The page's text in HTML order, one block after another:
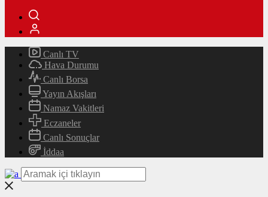
Canlı TV
Hava Durumu
Canlı Borsa
Yayın Akışları
Namaz Vakitleri
Eczaneler
Canlı Sonuçlar
İddaa